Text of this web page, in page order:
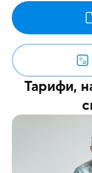
Тарифи,